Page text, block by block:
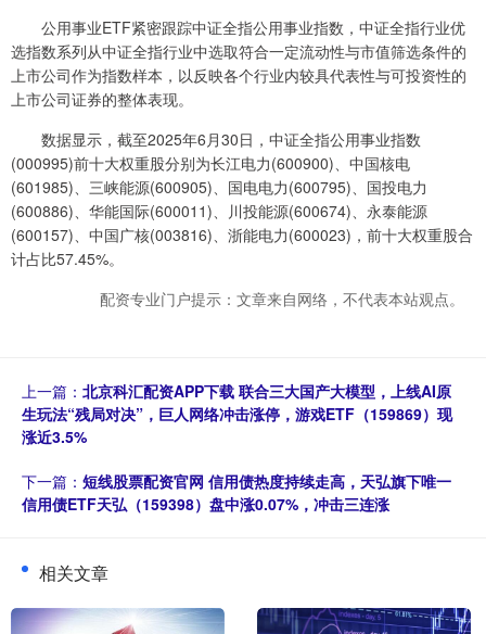
公用事业ETF紧密跟踪中证全指公用事业指数，中证全指行业优
选指数系列从中证全指行业中选取符合一定流动性与市值筛选条件的
上市公司作为指数样本，以反映各个行业内较具代表性与可投资性的
上市公司证券的整体表现。
数据显示，截至2025年6月30日，中证全指公用事业指数
(000995)前十大权重股分别为长江电力(600900)、中国核电
(601985)、三峡能源(600905)、国电电力(600795)、国投电力
(600886)、华能国际(600011)、川投能源(600674)、永泰能源
(600157)、中国广核(003816)、浙能电力(600023)，前十大权重股合
计占比57.45%。
配资专业门户提示：文章来自网络，不代表本站观点。
上一篇： 北京科汇配资APP下载 联合三大国产大模型，上线AI原
生玩法“残局对决”，巨人网络冲击涨停，游戏ETF（159869）现
涨近3.5%
下一篇： 短线股票配资官网 信用债热度持续走高，天弘旗下唯一
信用债ETF天弘（159398）盘中涨0.07%，冲击三连涨
相关文章